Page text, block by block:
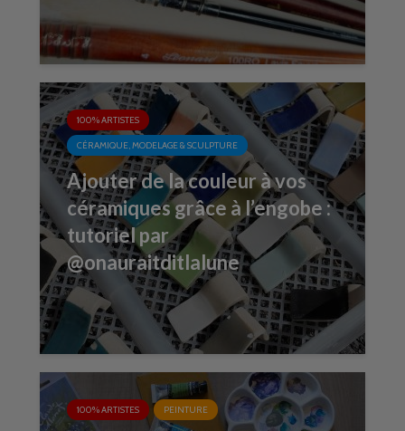
100% ARTISTES
CÉRAMIQUE, MODELAGE & SCULPTURE
Ajouter de la couleur à vos
céramiques grâce à l’engobe :
tutoriel par
@onauraitditlalune
100% ARTISTES PEINTURE